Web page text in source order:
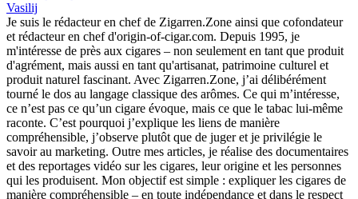
Vasilij
Je suis le rédacteur en chef de Zigarren.Zone ainsi que cofondateur
et rédacteur en chef d'origin-of-cigar.com. Depuis 1995, je
m'intéresse de près aux cigares – non seulement en tant que produit
d'agrément, mais aussi en tant qu'artisanat, patrimoine culturel et
produit naturel fascinant. Avec Zigarren.Zone, j’ai délibérément
tourné le dos au langage classique des arômes. Ce qui m’intéresse,
ce n’est pas ce qu’un cigare évoque, mais ce que le tabac lui-même
raconte. C’est pourquoi j’explique les liens de manière
compréhensible, j’observe plutôt que de juger et je privilégie le
savoir au marketing. Outre mes articles, je réalise des documentaires
et des reportages vidéo sur les cigares, leur origine et les personnes
qui les produisent. Mon objectif est simple : expliquer les cigares de
manière compréhensible – en toute indépendance et dans le respect